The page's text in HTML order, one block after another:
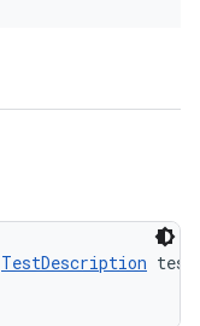
TestDescription